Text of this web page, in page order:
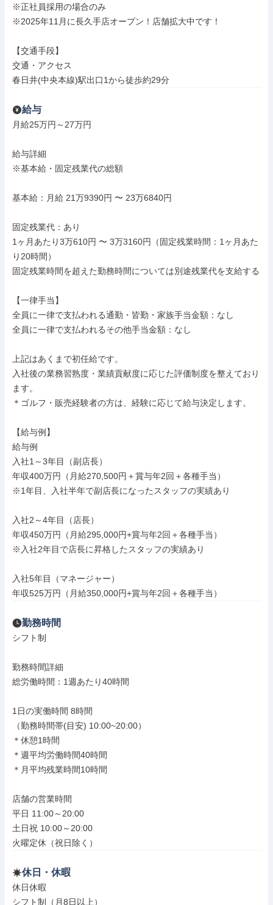
※正社員採用の場合のみ
※2025年11月に長久手店オープン！店舗拡大中です！
【交通手段】
交通・アクセス
春日井(中央本線)駅出口1から徒歩約29分
給与
月給25万円～27万円
給与詳細
※基本給・固定残業代の総額
基本給：月給 21万9390円 〜 23万6840円
固定残業代：あり
1ヶ月あたり3万610円 〜 3万3160円（固定残業時間：1ヶ月あた
り20時間）
固定残業時間を超えた勤務時間については別途残業代を支給する
【一律手当】
全員に一律で支払われる通勤・皆勤・家族手当金額：なし
全員に一律で支払われるその他手当金額：なし
上記はあくまで初任給です。
入社後の業務習熟度・業績貢献度に応じた評価制度を整えており
ます。
＊ゴルフ・販売経験者の方は、経験に応じて給与決定します。
【給与例】
給与例
入社1～3年目（副店長）
年収400万円（月給270,500円＋賞与年2回＋各種手当）
※1年目、入社半年で副店長になったスタッフの実績あり
入社2～4年目（店長）
年収450万円（月給295,000円+賞与年2回＋各種手当）
※入社2年目で店長に昇格したスタッフの実績あり
入社5年目（マネージャー）
年収525万円（月給350,000円+賞与年2回＋各種手当）
勤務時間
シフト制
勤務時間詳細
総労働時間：1週あたり40時間
1日の実働時間 8時間
（勤務時間帯(目安) 10:00~20:00）
＊休憩1時間
＊週平均労働時間40時間
＊月平均残業時間10時間
店舗の営業時間
平日 11:00～20:00
土日祝 10:00～20:00
火曜定休（祝日除く）
休日・休暇
休日休暇
シフト制（月8日以上）